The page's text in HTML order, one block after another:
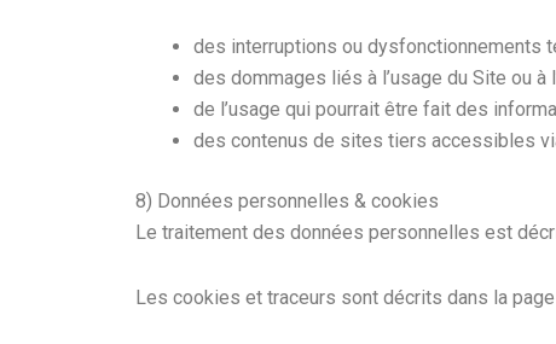
des interruptions ou dysfonctionnements
des dommages liés à l’usage du Site ou à
de l’usage qui pourrait être fait des
des contenus de sites tiers accessibles
8) Données personnelles & cookies
Le traitement des données personnelles est
Les cookies et traceurs sont décrits dans la page